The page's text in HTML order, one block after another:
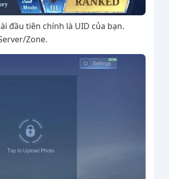
đầu tiên chính là UID của bạn.
Zone.